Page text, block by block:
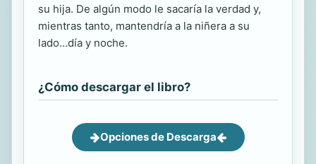
su hija. De algún modo le sacaría la verdad y,
mientras tanto, mantendría a la niñera a su
lado…día y noche.
¿Cómo descargar el libro?
Opciones de Descarga